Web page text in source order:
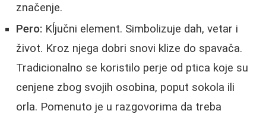
značenje.
Pero: Kĺjučni element. Simbolizuje dah, vetar i
život. Kroz njega dobri snovi klize do spavača.
Tradicionalno se koristilo perje od ptica koje su
cenjene zbog svojih osobina, poput sokola ili
orla. Pomenuto je u razgovorima da treba